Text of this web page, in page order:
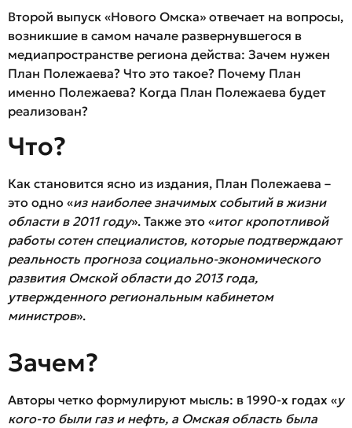
Второй выпуск «Нового Омска» отвечает на вопросы,
возникшие в самом начале развернувшегося в
медиапространстве региона действа: Зачем нужен
План Полежаева? Что это такое? Почему План
именно Полежаева? Когда План Полежаева будет
реализован?
Что?
Как становится ясно из издания, План Полежаева –
это одно «из наиболее значимых событий в жизни
области в 2011 году». Также это «итог кропотливой
работы сотен специалистов, которые подтверждают
реальность прогноза социально-экономического
развития Омской области до 2013 года,
утвержденного региональным кабинетом
министров».
Зачем?
Авторы четко формулируют мысль: в 1990-х годах «у
кого-то были газ и нефть, а Омская область была